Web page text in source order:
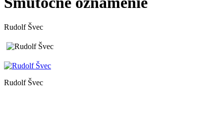
Rudolf Švec
Rudolf Švec